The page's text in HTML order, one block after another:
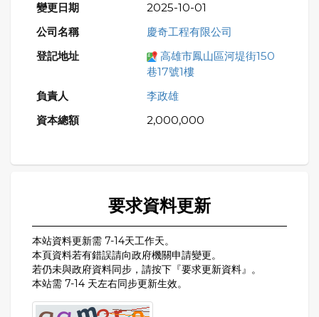
2025-10-01
慶奇工程有限公司
高雄市鳳山區河堤街150
巷17號1樓
李政雄
2,000,000
要求資料更新
本站資料更新需 7-14天工作天。
本頁資料若有錯誤請向政府機關申請變更。
若仍未與政府資料同步，請按下『要求更新資料』。
本站需 7-14 天左右同步更新生效。